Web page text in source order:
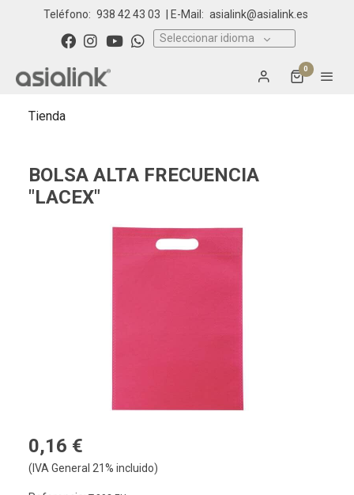
Teléfono: 938 42 43 03 | E-Mail: asialink@asialink.es
Seleccionar idioma
0
Tienda
BOLSA ALTA FRECUENCIA
"LACEX"
0,16 €
(IVA General 21% incluido)